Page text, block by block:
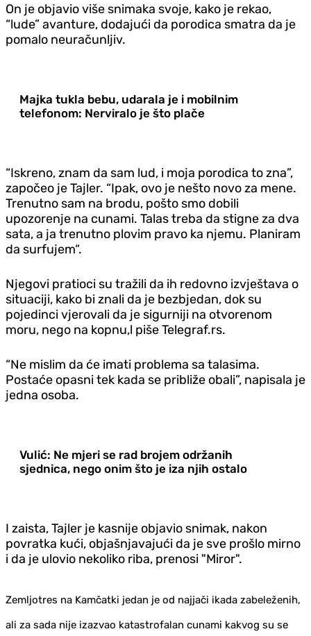
On je objavio više snimaka svoje, kako je rekao,
“lude” avanture, dodajući da porodica smatra da je
pomalo neuračunljiv.
Majka tukla bebu, udarala je i mobilnim
telefonom: Nerviralo je što plače
“Iskreno, znam da sam lud, i moja porodica to zna”,
započeo je Tajler. “Ipak, ovo je nešto novo za mene.
Trenutno sam na brodu, pošto smo dobili
upozorenje na cunami. Talas treba da stigne za dva
sata, a ja trenutno plovim pravo ka njemu. Planiram
da surfujem“.
Njegovi pratioci su tražili da ih redovno izvještava o
situaciji, kako bi znali da je bezbjedan, dok su
pojedinci vjerovali da je sigurniji na otvorenom
moru, nego na kopnu,l piše Telegraf.rs.
“Ne mislim da će imati problema sa talasima.
Postaće opasni tek kada se približe obali”, napisala je
jedna osoba.
Vulić: Ne mjeri se rad brojem održanih
sjednica, nego onim što je iza njih ostalo
I zaista, Tajler je kasnije objavio snimak, nakon
povratka kući, objašnjavajući da je sve prošlo mirno
i da je ulovio nekoliko riba, prenosi "Miror".
Zemljotres na Kamčatki jedan je od najjači ikada zabeleženih,
ali za sada nije izazvao katastrofalan cunami kakvog su se